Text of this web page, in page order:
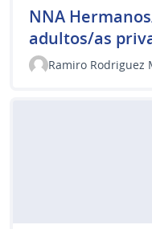
NNA
adultos/as
Ramiro Rodriguez